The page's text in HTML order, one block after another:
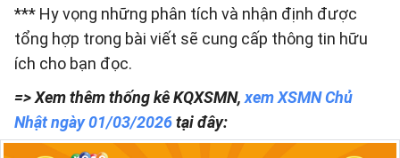
*** Hy vọng những phân tích và nhận định được
tổng hợp trong bài viết sẽ cung cấp thông tin hữu
ích cho bạn đọc.
=> Xem thêm thống kê KQXSMN,xem XSMN Chủ
Nhật ngày 01/03/2026tại đây: